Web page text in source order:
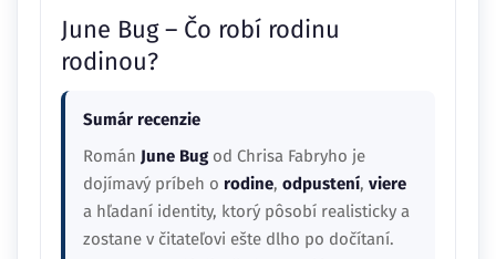
June Bug – Čo robí rodinu
rodinou?
Sumár recenzie
Román June Bug od Chrisa Fabryho je
dojímavý príbeh o rodine, odpustení, viere
a hľadaní identity, ktorý pôsobí realisticky a
zostane v čitateľovi ešte dlho po dočítaní.